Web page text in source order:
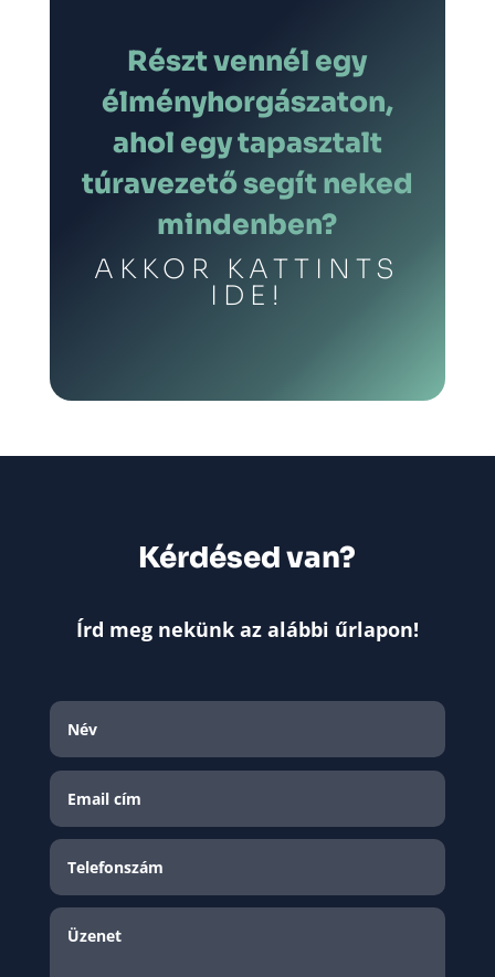
Részt vennél egy
élményhorgászaton,
ahol egy tapasztalt
túravezető segít neked
mindenben?
AKKOR KATTINTS
IDE!
Kérdésed van?
Írd meg nekünk az alábbi űrlapon!